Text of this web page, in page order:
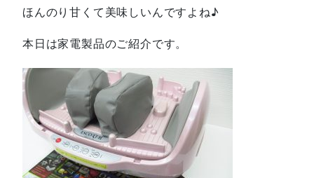
ほんのり甘くて美味しいんですよね♪
本日は家電製品のご紹介です。